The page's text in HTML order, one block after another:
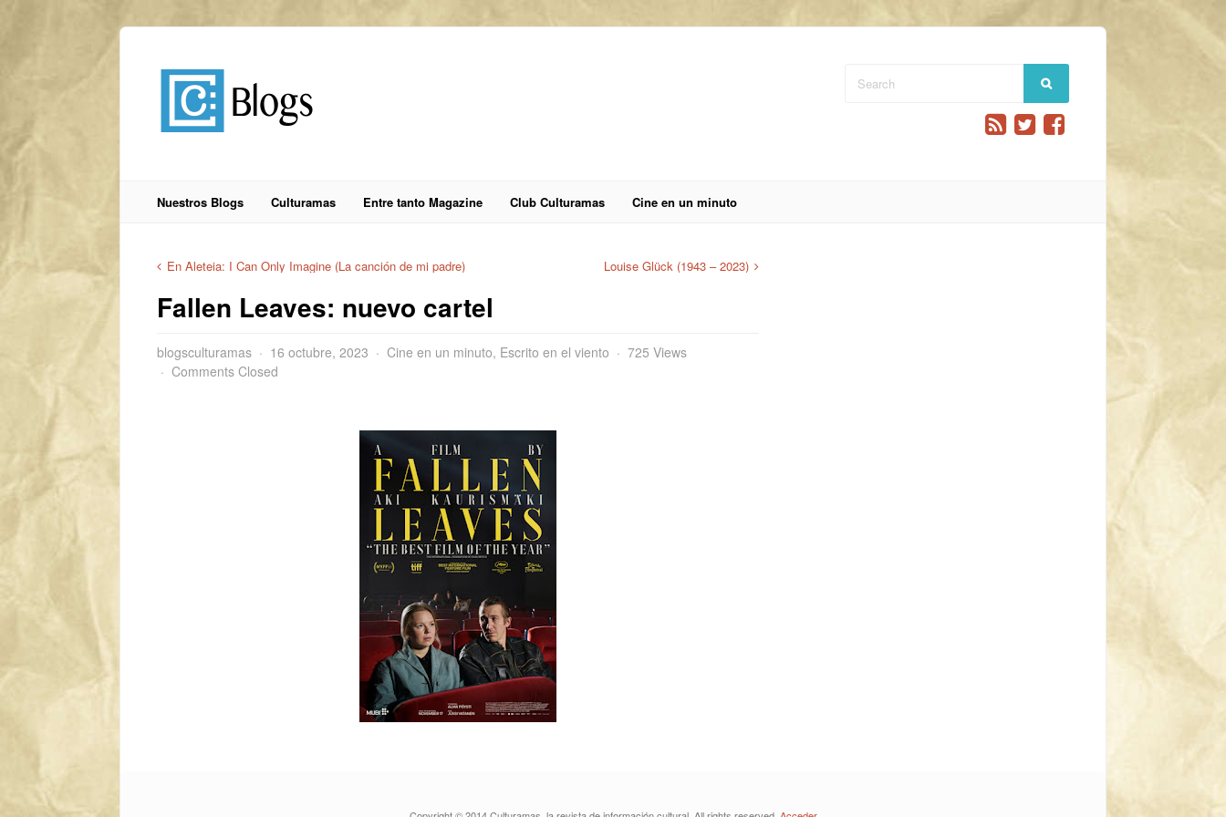
Nuestros Blogs Culturamas Entre tanto Magazine Club Culturamas Cine en un minuto
En Aleteia: I Can Only Imagine (La canción de mi padre) Louise Glück (1943 – 2023)
Fallen Leaves: nuevo cartel
blogsculturamas 16 octubre, 2023 Cine en un minuto, Escrito en el viento
725 Views
Comments Closed